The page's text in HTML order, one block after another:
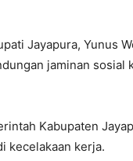
Jayapura, Yunus
jaminan sosial
Kabupaten
kecelakaan kerja.